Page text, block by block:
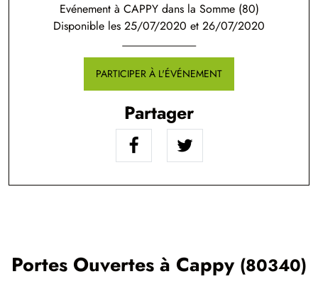
Evénement à CAPPY dans la Somme (80)
Disponible les 25/07/2020 et 26/07/2020
PARTICIPER À L'ÉVÉNEMENT
Partager
Portes Ouvertes à Cappy (80340)